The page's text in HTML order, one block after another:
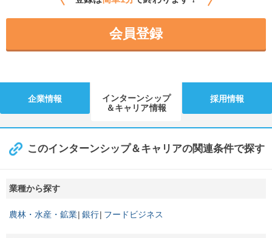
会員登録
企業情報
インターンシップ
＆キャリア情報
採用情報
このインターンシップ＆キャリアの関連条件で探す
業種から探す
農林・水産・鉱業 銀行 フードビジネス